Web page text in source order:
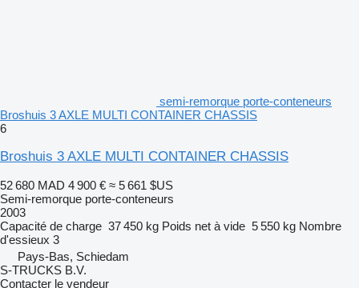
semi-remorque porte-conteneurs
Broshuis 3 AXLE MULTI CONTAINER CHASSIS
6
Broshuis 3 AXLE MULTI CONTAINER CHASSIS
52 680 MAD 4 900 € ≈ 5 661 $US
Semi-remorque porte-conteneurs
2003
Capacité de charge 37 450 kg Poids net à vide 5 550 kg Nombre
d'essieux 3
Pays-Bas, Schiedam
S-TRUCKS B.V.
Contacter le vendeur